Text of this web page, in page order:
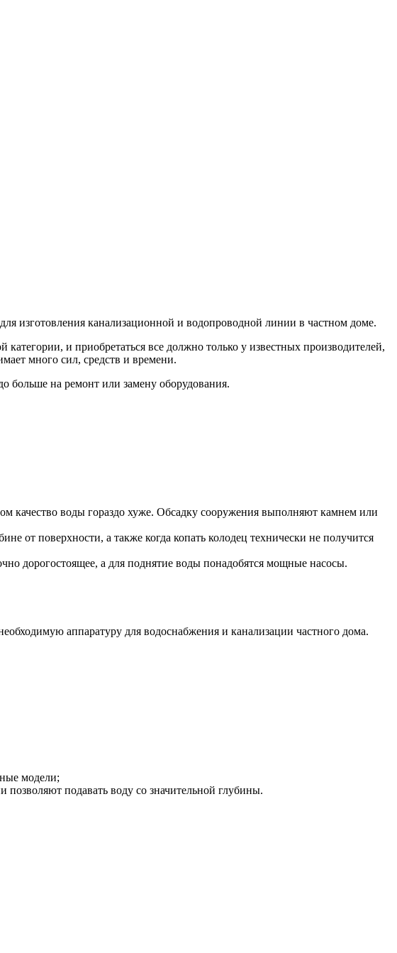
изготовления канализационной и водопроводной линии в частном доме.
и приобретаться все должно только у известных производителей,
много сил, средств и времени.
больше на ремонт или замену оборудования.
качество воды гораздо хуже. Обсадку сооружения выполняют камнем или
от поверхности, а также когда копать колодец технически не получится
дорогостоящее, а для поднятие воды понадобятся мощные насосы.
аппаратуру для водоснабжения и канализации частного дома.
модели;
подавать воду со значительной глубины.